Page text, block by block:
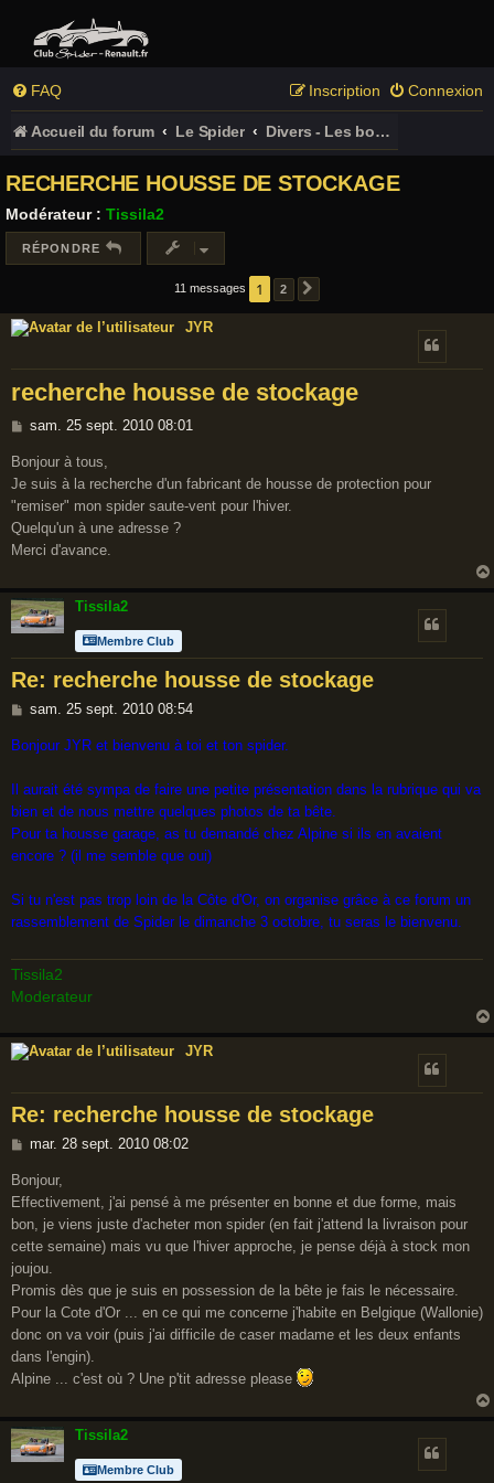
FAQ Connexion
Inscription
Accueil du forum Le Spider Divers - Les bonnes adresses
RECHERCHE HOUSSE DE STOCKAGE
Modérateur : Tissila2
RÉPONDRE
11 messages 1 2
JYR
recherche housse de stockage
M
s
s
a
g
e
sam. 25 sept. 2010 08:01
Bonjour à tous,
Je suis à la recherche d'un fabricant de housse de protection pour
"remiser" mon spider saute-vent pour l'hiver.
Quelqu'un à une adresse ?
Merci d'avance.
Tissila2
Membre Club
Re: recherche housse de stockage
M
s
a
g
e
sam. 25 sept. 2010 08:54
Bonjour JYR et bienvenu à toi et ton spider.
Il aurait été sympa de faire une petite présentation dans la rubrique qui va
bien et de nous mettre quelques photos de ta bête.
Pour ta housse garage, as tu demandé chez Alpine si ils en avaient
encore ? (il me semble que oui)
Si tu n'est pas trop loin de la Côte d'Or, on organise grâce à ce forum un
rassemblement de Spider le dimanche 3 octobre, tu seras le bienvenu.
Tissila2
Moderateur
JYR
Re: recherche housse de stockage
M
s
s
a
g
e
mar. 28 sept. 2010 08:02
Bonjour,
Effectivement, j'ai pensé à me présenter en bonne et due forme, mais
bon, je viens juste d'acheter mon spider (en fait j'attend la livraison pour
cette semaine) mais vu que l'hiver approche, je pense déjà à stock mon
joujou.
Promis dès que je suis en possession de la bête je fais le nécessaire.
Pour la Cote d'Or ... en ce qui me concerne j'habite en Belgique (Wallonie)
donc on va voir (puis j'ai difficile de caser madame et les deux enfants
dans l'engin).
Alpine ... c'est où ? Une p'tit adresse please
Tissila2
Membre Club